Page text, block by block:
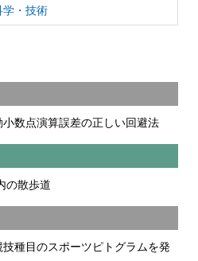
学・技術
数点演算誤差の正しい回避法
の散歩道
種目のスポーツピトグラムを発